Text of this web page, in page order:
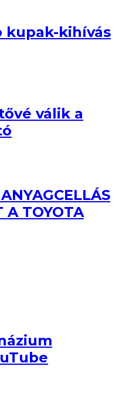
kupak-kihívás
válik a
A TOYOTA